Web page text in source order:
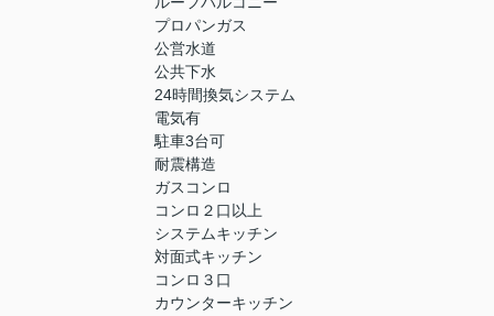
プロパンガス
公営水道
公共下水
24時間換気システム
電気有
駐車3台可
耐震構造
ガスコンロ
コンロ２口以上
システムキッチン
対面式キッチン
コンロ３口
カウンターキッチン